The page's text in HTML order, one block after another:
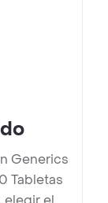
Generics
Tabletas